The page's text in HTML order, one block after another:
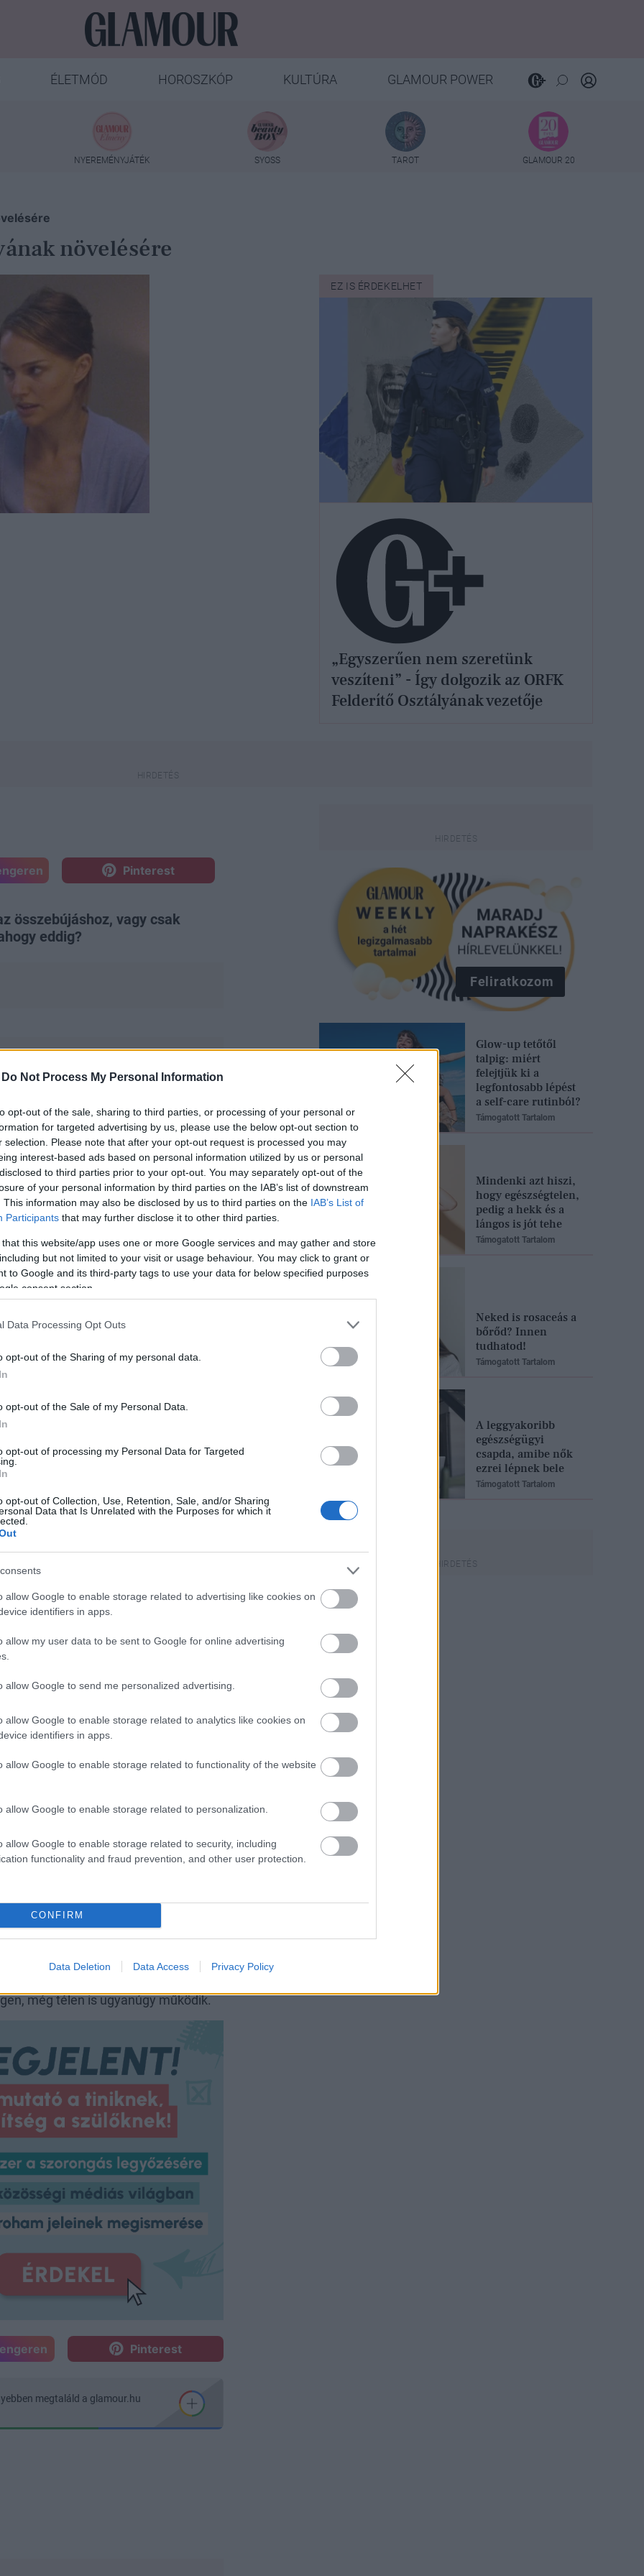
Do Not Process My Personal Information
opt-out of the sale, sharing to third parties, or processing of your personal or
for targeted advertising by us, please use the below opt-out section to
selection. Please note that after your opt-out request is processed you may
interest-based ads based on personal information utilized by us or personal
to third parties prior to your opt-out. You may separately opt-out of the
of your personal information by third parties on the IAB’s list of downstream
This information may also be disclosed by us to third parties on the IAB’s List of
Participants that may further disclose it to other third parties.
that this website/app uses one or more Google services and may gather and store
but not limited to your visit or usage behaviour. You may click to grant or
to Google and its third-party tags to use your data for below specified purposes
consent section.
Data Processing Opt Outs
opt-out of the Sharing of my personal data.
opt-out of the Sale of my Personal Data.
opt-out of processing my Personal Data for Targeted
opt-out of Collection, Use, Retention, Sale, and/or Sharing
Data that Is Unrelated with the Purposes for which it
allow Google to enable storage related to advertising like cookies on
identifiers in apps.
allow my user data to be sent to Google for online advertising
allow Google to send me personalized advertising.
allow Google to enable storage related to analytics like cookies on
identifiers in apps.
allow Google to enable storage related to functionality of the website
allow Google to enable storage related to personalization.
allow Google to enable storage related to security, including
functionality and fraud prevention, and other user protection.
CONFIRM
Data Deletion Data Access Privacy Policy
ÉLETMÓD HOROSZKÓP KULTÚRA GLAMOUR POWER
NYEREMÉNYJÁTÉK SYOSS TAROT GLAMOUR 20
növelésére
EZ IS ÉRDEKELHET
„Egyszerűen nem szeretünk
veszíteni” - Így dolgozik az ORFK
Felderítő Osztályának vezetője
Pinterest
összebújáshoz, vagy csak
eddig?
hormon és érzelmi tényező
játssza a fő szerepet. Ha ennek a
mely nem csak a
is járhat. Ilyenkor olyan
motiválatlanság, agresszió, vagy
is előidézhet.
drága beavatkozásokra és
néhány természetes módszer,
a szexuális libidó is.
a tesztoszteronszint
fiatalok szervezetében 50%-
társaik esetében. Ennek az oka
amelyek a tesztoszteront
nem elegendő és nem megfelelő
számát. Egy kutatásban,
ez a szint, tehát nem
külsőleg befolyásoló tényezők
is. Az ezekben található
döntés lehet natúr termékeket,
miatt is jelentősen
és hormonokat idéz elő,
termelésére. Pihenéssel,
és lélek harmóniáját
a mindennapok fárasztó tényezőitől.
így a hormonrendszer is
megkönnyíthetjük a
és a koleszterin miatt
táplálkozás, valamint cink, szelén
Ezek az anyagok
hogy ezeket a tápanyagok
a szervezetbe. A répa, a
is nagyban közrejátszik a
szinte népbetegségnek is hívható,
hiszen a napsütést
15 perc a napsütésben
még télen is ugyanúgy működik.
Pinterest
megtaláld a glamour.hu
Feliratkozom
Glow-up tetőtől
talpig: miért
felejtjük ki a
legfontosabb lépést
a self-care rutinból?
Támogatott Tartalom
Mindenki azt hiszi,
hogy egészségtelen,
pedig a hekk és a
lángos is jót tehe
Támogatott Tartalom
Neked is rosaceás a
bőrőd? Innen
tudhatod!
Támogatott Tartalom
A leggyakoribb
egészségügyi
csapda, amibe nők
ezrei lépnek bele
Támogatott Tartalom